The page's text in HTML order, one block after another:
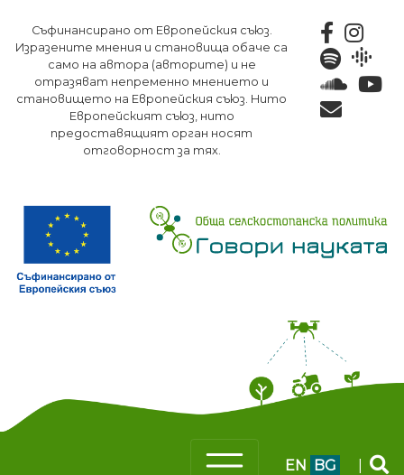
към
основното
съдържание
Съфинансирано от Европейския съюз.
Изразените мнения и становища обаче са
само на автора (авторите) и не
отразяват непременно мнението и
становището на Европейския съюз. Нито
Европейският съюз, нито
предоставящият орган носят
отговорност за тях.
EN BG